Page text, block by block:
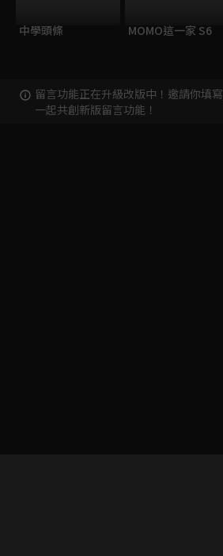
中學頭條 MOMO這一家 S6
留言功能正在升級改版中！邀請你填寫
一起共創新版留言功能！